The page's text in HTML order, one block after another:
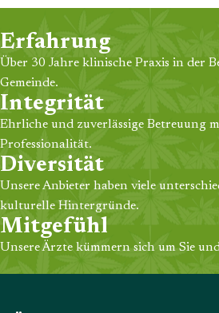
Erfahrung
Über 30 Jahre klinische Praxis in der
Gemeinde.
Integrität
Ehrliche und zuverlässige Betreuung
Professionalität.
Diversität
Unsere Anbieter haben viele
kulturelle Hintergründe.
Mitgefühl
Unsere Ärzte kümmern sich um Sie